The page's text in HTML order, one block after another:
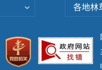
各地林